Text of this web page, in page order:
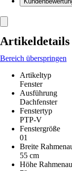
Artikeldetails
Bereich überspringen
Artikeltyp
Fenster
Ausführung
Dachfenster
Fenstertyp
PTP-V
Fenstergröße
01
Breite
55 cm
Höhe